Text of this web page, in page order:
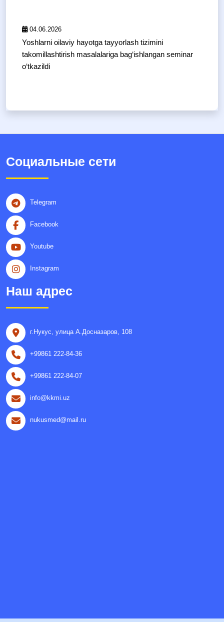
04.06.2026
Yoshlarni oilaviy hayotga tayyorlash tizimini
takomillashtirish masalalariga bag‘ishlangan seminar
o‘tkazildi
Социальные сети
Telegram
Facebook
Youtube
Instagram
Наш адрес
г.Нукус, улица A.Досназаров, 108
+99861 222-84-36
+99861 222-84-07
info@kkmi.uz
nukusmed@mail.ru